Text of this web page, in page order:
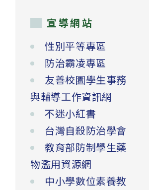
宣導網站
性別平等專區
防治霸凌專區
友善校園學生事務
與輔導工作資訊網
不迷小紅書
台灣自殺防治學會
教育部防制學生藥
物濫用資源網
中小學數位素養教